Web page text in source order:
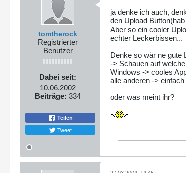
tomtherock
Registrierter
Benutzer
Dabei seit:
10.06.2002
Beiträge: 334
Teilen
Tweet
ja denke ich auch,
den Upload
Aber so ein cooler
echter Leckerbissen...
Denke so wär ne gute
-> Schauen auf
Windows -> cooles
alle anderen ->
oder was meint ihr?